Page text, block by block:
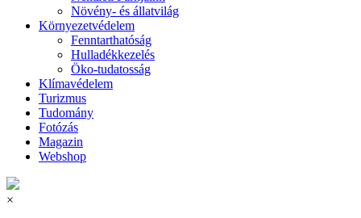
Növény- és állatvilág
Környezetvédelem
Fenntarthatóság
Hulladékkezelés
Öko-tudatosság
Klímavédelem
Turizmus
Tudomány
Fotózás
Magazin
Webshop
×